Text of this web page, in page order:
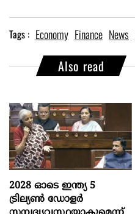
Tags : Economy Finance News
Also read
2028 ഓടെ ഇന്ത്യ 5
ട്രില്യണ്‍ ഡോളര്‍